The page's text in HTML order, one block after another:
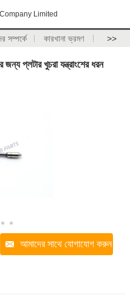
Limited
সম্পর্কে কারখানা ভ্রমণ >>
প্লটার খুচরা যন্ত্রাংশের ধরন
আমাদের সাথে যোগাযোগ করুন